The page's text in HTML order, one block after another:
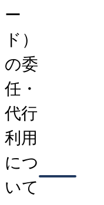
ー
ド）
の委
任・
代行
利用
につ
いて